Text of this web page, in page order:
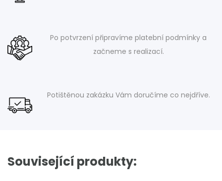
Po potvrzení připravíme platební podmínky a
začneme s realizací.
Potištěnou zakázku Vám doručíme co nejdříve.
Související produkty: